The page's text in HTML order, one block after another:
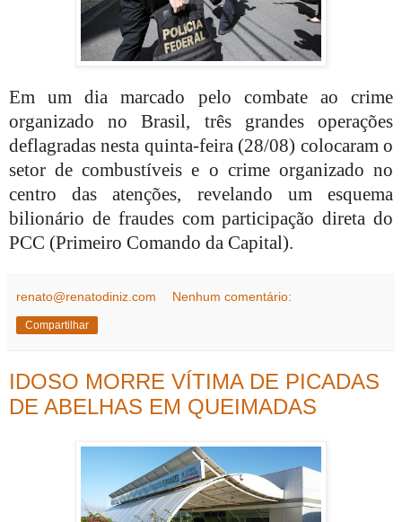
Em um dia marcado pelo combate ao crime
organizado no Brasil, três grandes operações
deflagradas nesta quinta-feira (28/08) colocaram o
setor de combustíveis e o crime organizado no
centro das atenções, revelando um esquema
bilionário de fraudes com participação direta do
PCC (Primeiro Comando da Capital).
renato@renatodiniz.com Nenhum comentário:
Compartilhar
IDOSO MORRE VÍTIMA DE PICADAS
DE ABELHAS EM QUEIMADAS